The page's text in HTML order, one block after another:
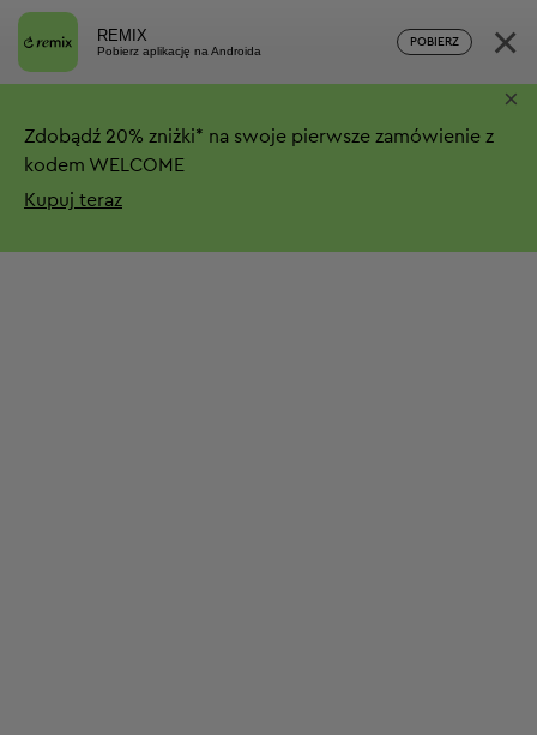
REMIX
Pobierz aplikację na Androida
POBIERZ ×
Zdobądź 20% zniżki* na swoje pierwsze zamówienie z
kodem WELCOME
Kupuj teraz
×